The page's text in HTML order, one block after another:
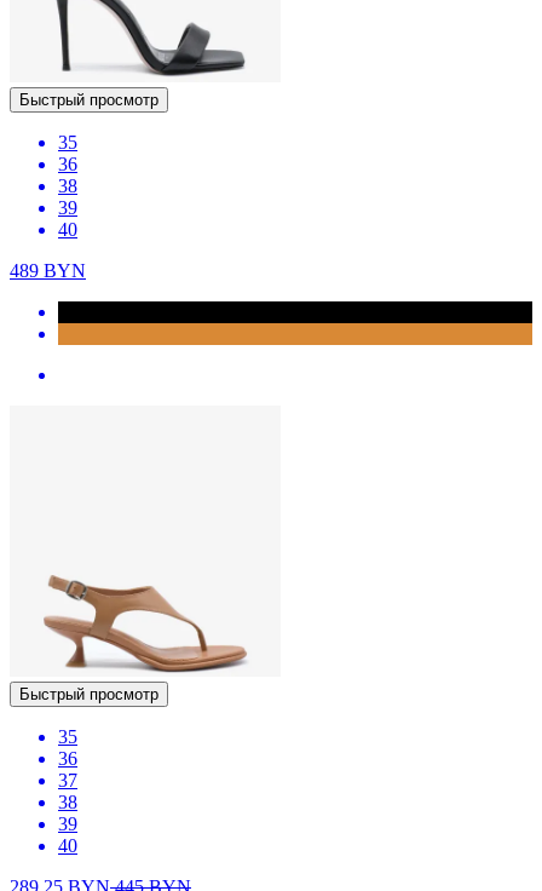
Быстрый просмотр
35
36
38
39
40
489 BYN
Быстрый просмотр
35
36
37
38
39
40
289.25 BYN445BYN